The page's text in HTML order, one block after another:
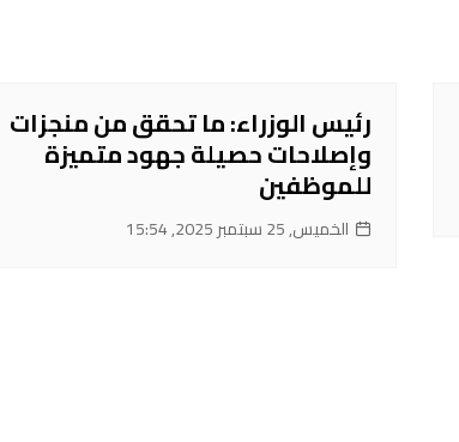
رئيس الوزراء: ما تحقق من منجزات
وإصلاحات حصيلة جهود متميزة
للموظفين
الخميس, 25 سبتمبر 2025, 15:54